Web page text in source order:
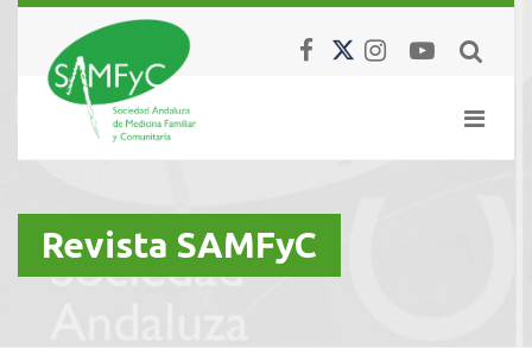
Revista SAMFyC